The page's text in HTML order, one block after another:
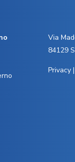
Via
84129
Privacy|